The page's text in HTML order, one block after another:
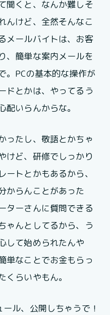
聞くと、なんか難しそ
んけど、全然そんなこ
メールバイトは、お客
、簡単な案内メールを
。PCの基本的な操作が
ドとかは、やってるう
いらんからな。
ったし、敬語とかちゃ
けど、研修でしっかり
トとかもあるから、
からんことがあった
ターさんに質問できる
ゃんとしてるから、う
して始められたんや
単なことでお金もらっ
くらいやもん。
ル、公開しちゃうで！